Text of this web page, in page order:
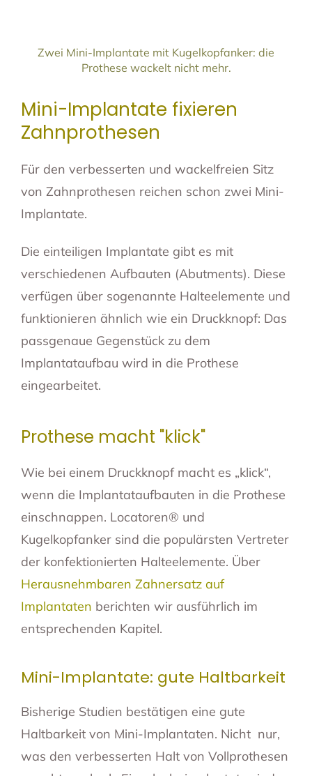
Zwei Mini-Implantate mit Kugelkopfanker: die
Prothese wackelt nicht mehr.
Mini-Implantate fixieren
Zahnprothesen
Für den verbesserten und wackelfreien Sitz
von Zahnprothesen reichen schon zwei Mini-
Implantate.
Die einteiligen Implantate gibt es mit
verschiedenen Aufbauten (Abutments). Diese
verfügen über sogenannte Halteelemente und
funktionieren ähnlich wie ein Druckknopf: Das
passgenaue Gegenstück zu dem
Implantataufbau wird in die Prothese
eingearbeitet.
Prothese macht "klick"
Wie bei einem Druckknopf macht es „klick“,
wenn die Implantataufbauten in die Prothese
einschnappen. Locatoren® und
Kugelkopfanker sind die populärsten Vertreter
der konfektionierten Halteelemente. Über
Herausnehmbaren Zahnersatz auf
Implantaten berichten wir ausführlich im
entsprechenden Kapitel.
Mini-Implantate: gute Haltbarkeit
Bisherige Studien bestätigen eine gute
Haltbarkeit von Mini-Implantaten. Nicht nur,
was den verbesserten Halt von Vollprothesen